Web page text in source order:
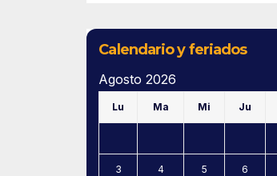
Calendario y feriados
Agosto 2026
Lu Ma Mi Ju
3 4 5 6